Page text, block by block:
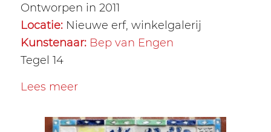
Ontworpen in 2011
Locatie:Nieuwe erf, winkelgalerij
Kunstenaar: Bep van Engen
Tegel 14
Lees meer